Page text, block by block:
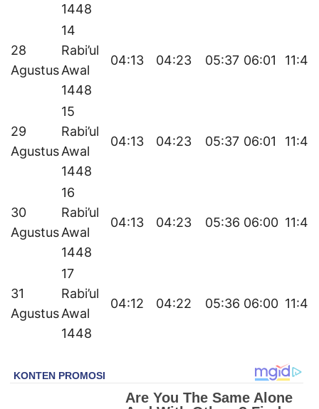
1448
28
Agustus
14
Rabi’ul
Awal
1448
04:13 04:23 05:37 06:01 11:41
29
Agustus
15
Rabi’ul
Awal
1448
04:13 04:23 05:37 06:01 11:41
30
Agustus
16
Rabi’ul
Awal
1448
04:13 04:23 05:36 06:00 11:41
31
Agustus
17
Rabi’ul
Awal
1448
04:12 04:22 05:36 06:00 11:40